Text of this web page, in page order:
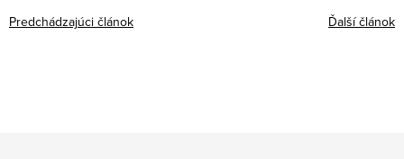
Predchádzajúci článok Ďalší článok